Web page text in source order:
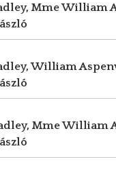
Mme William
William
Mme William